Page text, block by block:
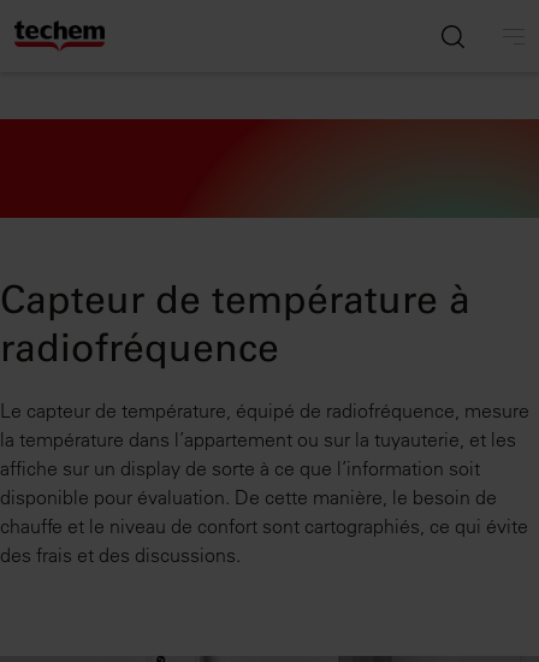
Capteur de température à
radiofréquence
Le capteur de température, équipé de radiofréquence, mesure
la température dans l’appartement ou sur la tuyauterie, et les
affiche sur un display de sorte à ce que l’information soit
disponible pour évaluation. De cette manière, le besoin de
chauffe et le niveau de confort sont cartographiés, ce qui évite
des frais et des discussions.